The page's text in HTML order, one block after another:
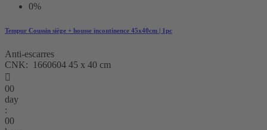
0%
Tempur Coussin siège + housse incontinence 45x40cm | 1pc
Anti-escarres
CNK: 1660604 45 x 40 cm

00
day
:
00